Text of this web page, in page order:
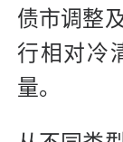
债市调整
行相对冷
量。